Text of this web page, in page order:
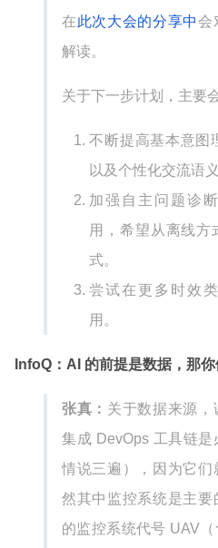
在此次大会的分享中会
解读。
关于下一步计划，主要
不断提高基本意图
以及个性化交流语
加强自主问题诊
用，希望从离线方
式。
尝试在更多时效
用。
InfoQ：AI 的前提是数据，那
张真： 关于数据来源，
集成 DevOps 工具链
情说三遍），因为它们
然其中监控系统是主要
的监控系统代号 UAV